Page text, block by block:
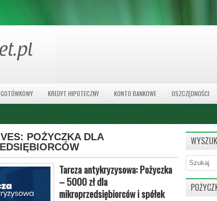
KREDYT HIPOTECZNY KONTO BANKOWE OSZCZĘDNOŚCI
POŻYCZKA DLA
Tarcza antykryzysowa: Pożyczka
– 5000 zł dla
mikroprzedsiębiorców i spółek